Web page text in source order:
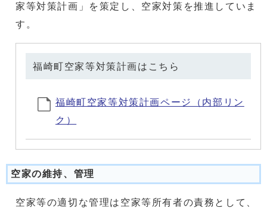
家等対策計画」を策定し、空家対策を推進していま
す。
福崎町空家等対策計画はこちら
福崎町空家等対策計画ページ（内部リン
ク）
空家の維持、管理
空家等の適切な管理は空家等所有者の責務として、